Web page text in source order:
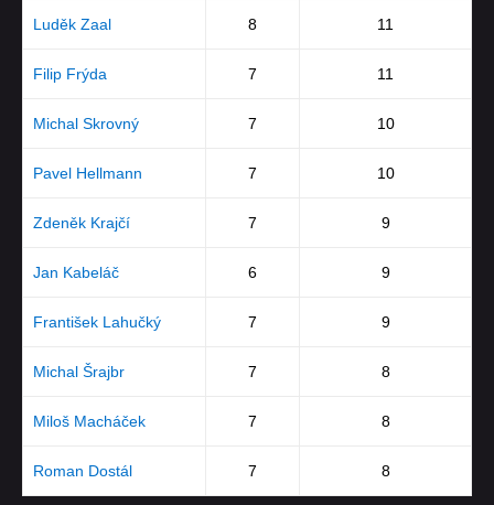
Luděk Zaal 8 11
Filip Frýda 7 11
Michal Skrovný 7 10
Pavel Hellmann 7 10
Zdeněk Krajčí 7 9
Jan Kabeláč 6 9
František Lahučký 7 9
Michal Šrajbr 7 8
Miloš Macháček 7 8
Roman Dostál 7 8